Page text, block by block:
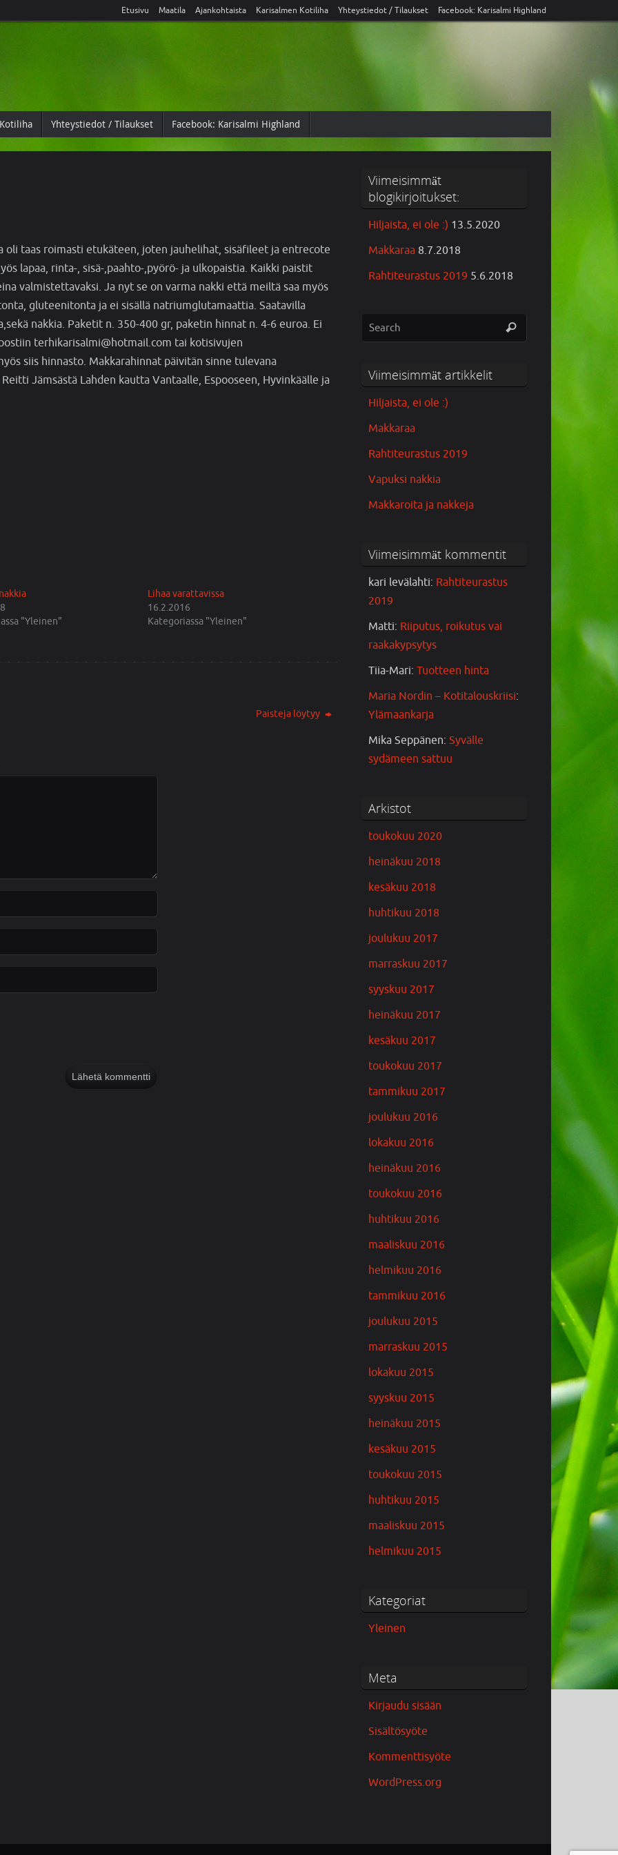
Etusivu Maatila Ajankohtaista Karisalmen Kotiliha Yhteystiedot / Tilaukset Facebook: Karisalmi Highland
Yhteystiedot / Tilaukset Facebook: Karisalmi Highland
oli taas roimasti etukäteen, joten jauhelihat, sisäfileet ja entrecote
lapaa, rinta-, sisä-,paahto-,pyörö- ja ulkopaistia. Kaikki paistit
valmistettavaksi. Ja nyt se on varma nakki että meiltä saa myös
gluteenitonta ja ei sisällä natriumglutamaattia. Saatavilla
nakkia. Paketit n. 350-400 gr, paketin hinnat n. 4-6 euroa. Ei
terhikarisalmi@hotmail.com tai kotisivujen
siis hinnasto. Makkarahinnat päivitän sinne tulevana
Reitti Jämsästä Lahden kautta Vantaalle, Espooseen, Hyvinkäälle ja
"Yleinen"
Lihaa varattavissa
16.2.2016
Kategoriassa "Yleinen"
Paisteja löytyy
Viimeisimmät
blogikirjoitukset:
Hiljaista, ei ole :) 13.5.2020
Makkaraa 8.7.2018
Rahtiteurastus 2019 5.6.2018
Viimeisimmät artikkelit
Hiljaista, ei ole :)
Makkaraa
Rahtiteurastus 2019
Vapuksi nakkia
Makkaroita ja nakkeja
Viimeisimmät kommentit
kari levälahti: Rahtiteurastus
2019
Matti: Riiputus, roikutus vai
raakakypsytys
Tiia-Mari: Tuotteen hinta
Maria Nordin – Kotitalouskriisi:
Ylämaankarja
Mika Seppänen: Syvälle
sydämeen sattuu
Arkistot
toukokuu 2020
heinäkuu 2018
kesäkuu 2018
huhtikuu 2018
joulukuu 2017
marraskuu 2017
syyskuu 2017
heinäkuu 2017
kesäkuu 2017
toukokuu 2017
tammikuu 2017
joulukuu 2016
lokakuu 2016
heinäkuu 2016
toukokuu 2016
huhtikuu 2016
maaliskuu 2016
helmikuu 2016
tammikuu 2016
joulukuu 2015
marraskuu 2015
lokakuu 2015
syyskuu 2015
heinäkuu 2015
kesäkuu 2015
toukokuu 2015
huhtikuu 2015
maaliskuu 2015
helmikuu 2015
Kategoriat
Yleinen
Meta
Kirjaudu sisään
Sisältösyöte
Kommenttisyöte
WordPress.org